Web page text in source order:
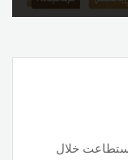
عام 1986 ، و استطاعت خلال